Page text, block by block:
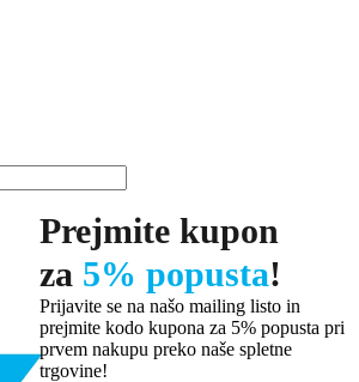
Prejmite kupon
za 5% popusta!
Prijavite se na našo mailing listo in
prejmite kodo kupona za 5% popusta pri
prvem nakupu preko naše spletne
trgovine!